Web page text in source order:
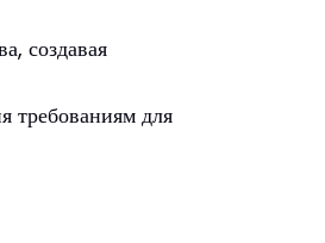
создавая
требованиям для